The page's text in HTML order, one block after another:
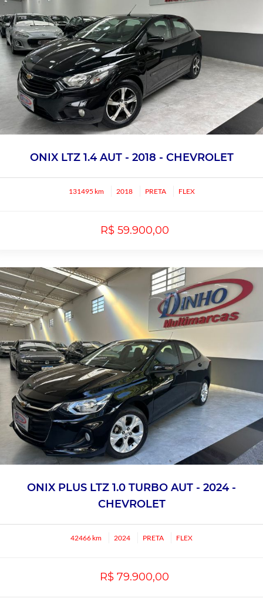
ONIX LTZ 1.4 AUT - 2018 - CHEVROLET
131495 km 2018 PRETA FLEX
R$ 59.900,00
ONIX PLUS LTZ 1.0 TURBO AUT - 2024 -
CHEVROLET
42466 km 2024 PRETA FLEX
R$ 79.900,00